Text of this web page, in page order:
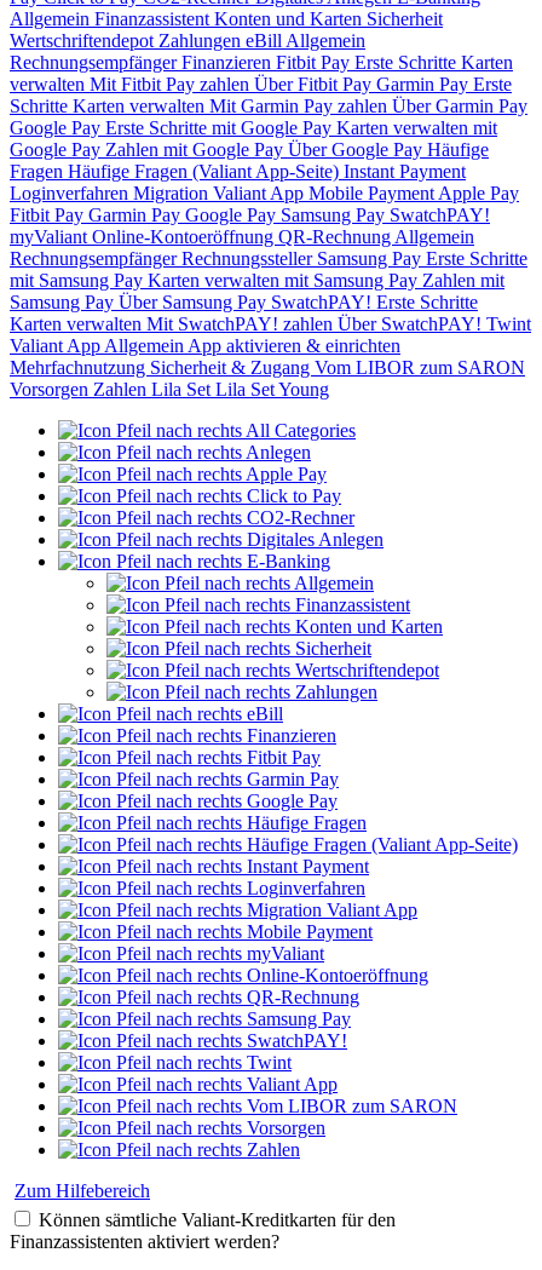
Allgemein Finanzassistent Konten und Karten Sicherheit
Wertschriftendepot Zahlungen eBill Allgemein
RechnungsempfängerFinanzieren Fitbit Pay Erste Schritte Karten
verwalten Mit Fitbit Pay zahlen Über Fitbit Pay Garmin Pay Erste
Schritte Karten verwalten Mit Garmin Pay zahlen Über Garmin Pay
Google Pay Erste Schritte mit Google Pay Karten verwalten mit
Google Pay Zahlen mit Google Pay Über Google Pay Häufige
Fragen Häufige Fragen (Valiant App-Seite) Instant Payment
Loginverfahren Migration Valiant App Mobile Payment Apple Pay
Fitbit Pay Garmin Pay Google Pay Samsung Pay SwatchPAY!
myValiant Online-Kontoeröffnung QR-Rechnung Allgemein
RechnungsempfängerRechnungssteller Samsung Pay Erste Schritte
mit Samsung Pay Karten verwalten mit Samsung Pay Zahlen mit
Samsung Pay Über Samsung Pay SwatchPAY! Erste Schritte
Karten verwalten Mit SwatchPAY! zahlen Über SwatchPAY! Twint
Valiant App Allgemein App aktivieren & einrichten
Mehrfachnutzung Sicherheit & Zugang Vom LIBOR zum SARON
Vorsorgen Zahlen Lila Set Lila Set Young
All Categories
Anlegen
Apple Pay
Click to Pay
CO2-Rechner
Digitales Anlegen
E-Banking
Allgemein
Finanzassistent
Konten und Karten
Sicherheit
Wertschriftendepot
Zahlungen
eBill
Finanzieren
Fitbit Pay
Garmin Pay
Google Pay
Häufige Fragen
Häufige Fragen (Valiant App-Seite)
Instant Payment
Loginverfahren
Migration Valiant App
Mobile Payment
myValiant
Online-Kontoeröffnung
QR-Rechnung
Samsung Pay
SwatchPAY!
Twint
Valiant App
Vom LIBOR zum SARON
Vorsorgen
Zahlen
Zum Hilfebereich
Können sämtliche Valiant-Kreditkarten für den
Finanzassistenten aktiviert werden?